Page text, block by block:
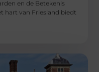
en de Betekenis
hart van Friesland biedt